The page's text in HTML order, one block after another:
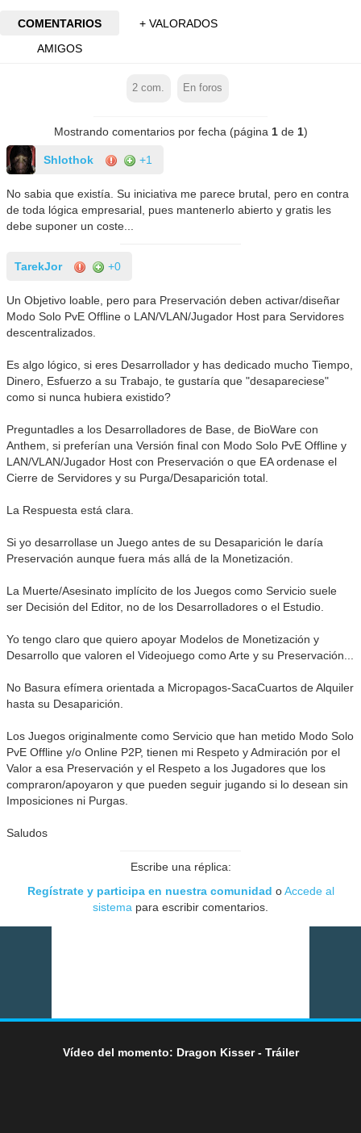
COMENTARIOS
+ VALORADOS
AMIGOS
2 com. En foros
Mostrando comentarios por fecha (página 1de 1)
Shlothok +1
No sabia que existía. Su iniciativa me parece brutal, pero en contra
de toda lógica empresarial, pues mantenerlo abierto y gratis les
debe suponer un coste...
TarekJor +0
Un Objetivo loable, pero para Preservación deben activar/diseñar
Modo Solo PvE Offline o LAN/VLAN/Jugador Host para Servidores
descentralizados.
Es algo lógico, si eres Desarrollador y has dedicado mucho Tiempo,
Dinero, Esfuerzo a su Trabajo, te gustaría que "desapareciese"
como si nunca hubiera existido?
Preguntadles a los Desarrolladores de Base, de BioWare con
Anthem, si preferían una Versión final con Modo Solo PvE Offline y
LAN/VLAN/Jugador Host con Preservación o que EA ordenase el
Cierre de Servidores y su Purga/Desaparición total.
La Respuesta está clara.
Si yo desarrollase un Juego antes de su Desaparición le daría
Preservación aunque fuera más allá de la Monetización.
La Muerte/Asesinato implícito de los Juegos como Servicio suele
ser Decisión del Editor, no de los Desarrolladores o el Estudio.
Yo tengo claro que quiero apoyar Modelos de Monetización y
Desarrollo que valoren el Videojuego como Arte y su Preservación...
No Basura efímera orientada a Micropagos-SacaCuartos de Alquiler
hasta su Desaparición.
Los Juegos originalmente como Servicio que han metido Modo Solo
PvE Offline y/o Online P2P, tienen mi Respeto y Admiración por el
Valor a esa Preservación y el Respeto a los Jugadores que los
compraron/apoyaron y que pueden seguir jugando si lo desean sin
Imposiciones ni Purgas.
Saludos
Escribe una réplica:
Regístrate y participa en nuestra comunidad oAccede al
sistema para escribir comentarios.
Vídeo del momento: Dragon Kisser - Tráiler